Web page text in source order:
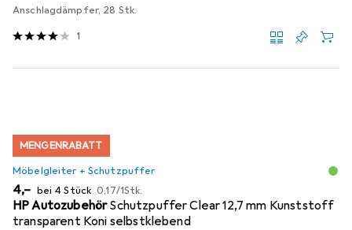
Anschlagdämpfer, 28 Stk.
1
MENGENRABATT
Möbelgleiter + Schutzpuffer
EUR
4,– bei 4 Stück EUR
0,17/1Stk.
HP AutozubehörSchutzpuffer Clear 12,7 mm Kunststoff
transparent Koni selbstklebend